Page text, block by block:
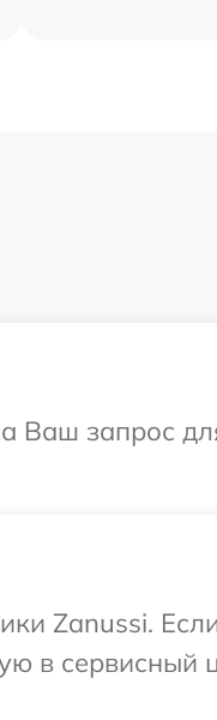
Ваш запрос
Zanussi.
в сервисный